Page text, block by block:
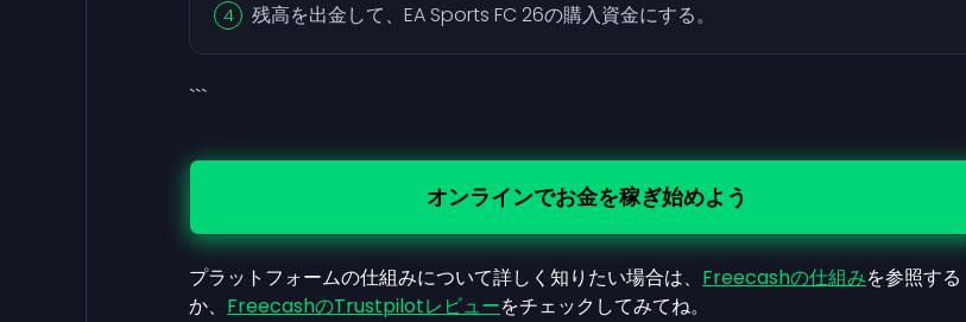
残高を出金して、EA Sports FC 26の購入資金にする。
```
オンラインでお金を稼ぎ始めよう
プラットフォームの仕組みについて詳しく知りたい場合は、 Freecashの仕組みを参照する
か、 FreecashのTrustpilotレビューをチェックしてみてね。